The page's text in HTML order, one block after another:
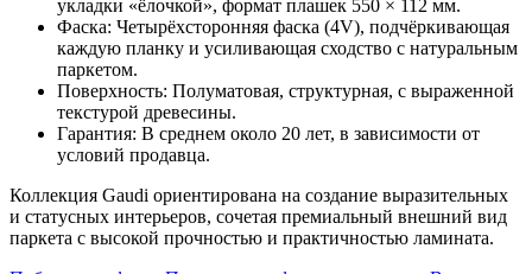
укладки «ёлочкой», формат плашек 550 × 112 мм.
Фаска: Четырёхсторонняя фаска (4V), подчёркивающая
каждую планку и усиливающая сходство с натуральным
паркетом.
Поверхность: Полуматовая, структурная, с выраженной
текстурой древесины.
Гарантия: В среднем около 20 лет, в зависимости от
условий продавца.
Коллекция Gaudi ориентирована на создание выразительных
и статусных интерьеров, сочетая премиальный внешний вид
паркета с высокой прочностью и практичностью ламината.